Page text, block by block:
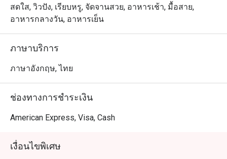
Millennium Hilton Bangkok พร้อมทางเชื่อมใกล้ไอคอน
สยามและ BTS คลองสาน บรรยากาศริมแม่น้ำเจ้าพระยา
・จุดเด่นของร้านคือบุฟเฟ่ต์คุณภาพ ทั้ง ซีฟู้ดสด, ชีสเซเล็ก
ชันหลากชนิด, และเมนูห้ามพลาดอย่าง Massaman Beef
มาก พร้อมบริการเอาใจใส่จากทีมงาน
・เหมาะสำหรับคนพื้นที่ที่ต้องการดินเนอร์บุฟเฟ่ต์รสชาติดี
มื้อครอบครัวและโอกาสพิเศษ
สดใส, วิวปัง, เรียบหรู, จัดจานสวย, อาหารเช้า, มื้อสาย,
อาหารกลางวัน, อาหารเย็น
ภาษาบริการ
ภาษาอังกฤษ, ไทย
ช่องทางการชำระเงิน
American Express, Visa, Cash
เงื่อนไขพิเศษ